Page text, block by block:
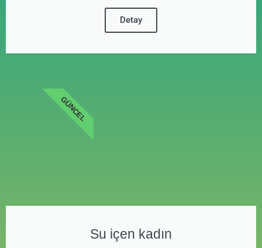
Detay
Su içen kadın
GÜNCEL